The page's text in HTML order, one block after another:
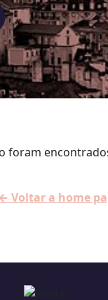
foram
← Voltar a home